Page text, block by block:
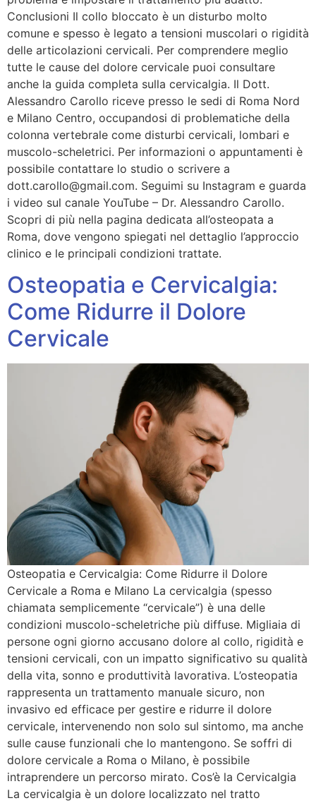
Conclusioni Il collo bloccato è un disturbo molto
comune e spesso è legato a tensioni muscolari o rigidità
delle articolazioni cervicali. Per comprendere meglio
tutte le cause del dolore cervicale puoi consultare
anche la guida completa sulla cervicalgia. Il Dott.
Alessandro Carollo riceve presso le sedi di Roma Nord
e Milano Centro, occupandosi di problematiche della
colonna vertebrale come disturbi cervicali, lombari e
muscolo-scheletrici. Per informazioni o appuntamenti è
possibile contattare lo studio o scrivere a
dott.carollo@gmail.com. Seguimi su Instagram e guarda
i video sul canale YouTube – Dr. Alessandro Carollo.
Scopri di più nella pagina dedicata all’osteopata a
Roma, dove vengono spiegati nel dettaglio l’approccio
clinico e le principali condizioni trattate.
Osteopatia e Cervicalgia:
Come Ridurre il Dolore
Cervicale
Osteopatia e Cervicalgia: Come Ridurre il Dolore
Cervicale a Roma e Milano La cervicalgia (spesso
chiamata semplicemente “cervicale”) è una delle
condizioni muscolo-scheletriche più diffuse. Migliaia di
persone ogni giorno accusano dolore al collo, rigidità e
tensioni cervicali, con un impatto significativo su qualità
della vita, sonno e produttività lavorativa. L’osteopatia
rappresenta un trattamento manuale sicuro, non
invasivo ed efficace per gestire e ridurre il dolore
cervicale, intervenendo non solo sul sintomo, ma anche
sulle cause funzionali che lo mantengono. Se soffri di
dolore cervicale a Roma o Milano, è possibile
intraprendere un percorso mirato. Cos’è la Cervicalgia
La cervicalgia è un dolore localizzato nel tratto